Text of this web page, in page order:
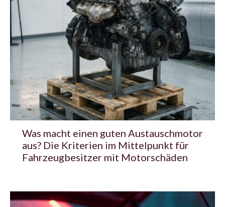
Was macht einen guten Austauschmotor
aus? Die Kriterien im Mittelpunkt für
Fahrzeugbesitzer mit Motorschäden